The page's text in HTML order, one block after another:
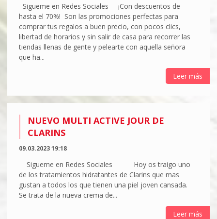
Sigueme en Redes Sociales ¡Con descuentos de
hasta el 70%! Son las promociones perfectas para
comprar tus regalos a buen precio, con pocos clics,
libertad de horarios y sin salir de casa para recorrer las
tiendas llenas de gente y pelearte con aquella señora
que ha...
Leer más
NUEVO MULTI ACTIVE JOUR DE
CLARINS
09.03.2023 19:18
Sigueme en Redes Sociales Hoy os traigo uno
de los tratamientos hidratantes de Clarins que mas
gustan a todos los que tienen una piel joven cansada.
Se trata de la nueva crema de...
Leer más